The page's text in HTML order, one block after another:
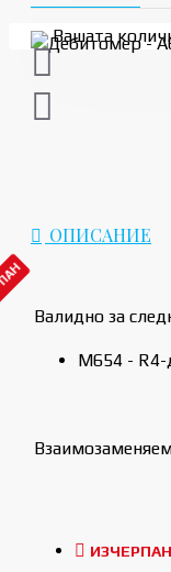
Вашата
ОПИСАНИЕ
Валидно за
M654 - R4-
ИЗЧЕРПАН